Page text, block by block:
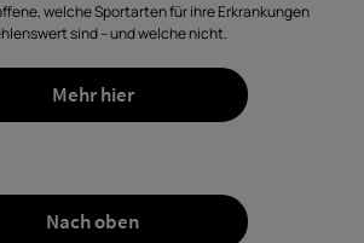
welche Sportarten für ihre Erkrankungen
sind – und welche nicht.
Mehr hier
Nach oben